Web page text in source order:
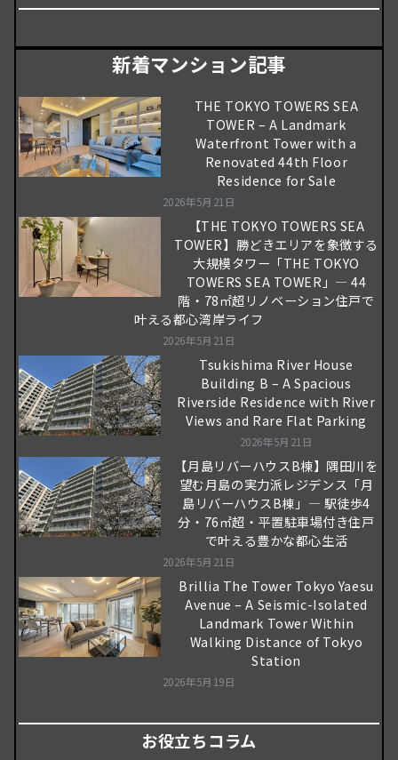
新着マンション記事
THE TOKYO TOWERS SEA
TOWER – A Landmark
Waterfront Tower with a
Renovated 44th Floor
Residence for Sale
2026年5月21日
【THE TOKYO TOWERS SEA
TOWER】勝どきエリアを象徴する
大規模タワー「THE TOKYO
TOWERS SEA TOWER」― 44
階・78㎡超リノベーション住戸で
叶える都心湾岸ライフ
2026年5月21日
Tsukishima River House
Building B – A Spacious
Riverside Residence with River
Views and Rare Flat Parking
2026年5月21日
【月島リバーハウスB棟】隅田川を
望む月島の実力派レジデンス「月
島リバーハウスB棟」― 駅徒歩4
分・76㎡超・平置駐車場付き住戸
で叶える豊かな都心生活
2026年5月21日
Brillia The Tower Tokyo Yaesu
Avenue – A Seismic-Isolated
Landmark Tower Within
Walking Distance of Tokyo
Station
2026年5月19日
お役立ちコラム